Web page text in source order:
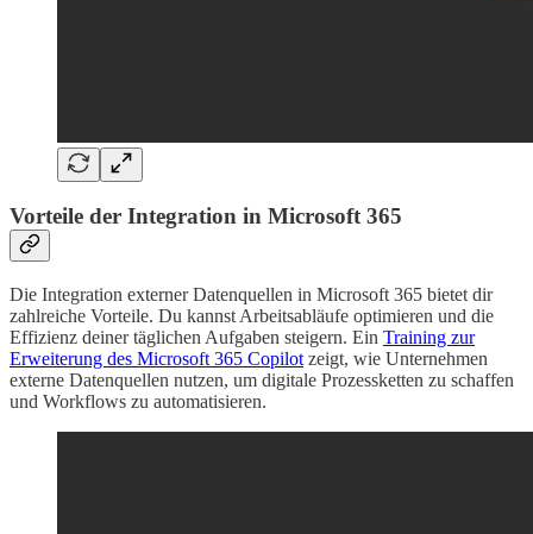
Vorteile der Integration in Microsoft 365
Die Integration externer Datenquellen in Microsoft 365 bietet dir
zahlreiche Vorteile. Du kannst Arbeitsabläufe optimieren und die
Effizienz deiner täglichen Aufgaben steigern. Ein Training zur
Erweiterung des Microsoft 365 Copilot zeigt, wie Unternehmen
externe Datenquellen nutzen, um digitale Prozessketten zu schaffen
und Workflows zu automatisieren.